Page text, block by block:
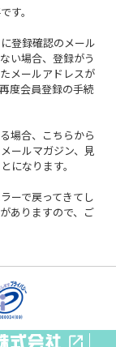
す。
登録確認のメール
い場合、登録がう
メールアドレスが
度会員登録の手続
場合、こちらから
ールマガジン、見
になります。
ーで戻ってきてし
ありますので、ご